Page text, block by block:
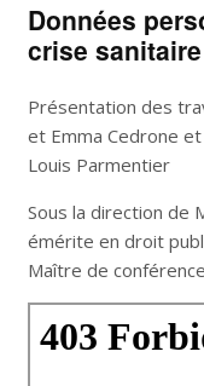
Données
crise sanitaire
Présentation des
et Emma Cedrone
Louis Parmentier
Sous la direction de
émérite en droit
Maître de